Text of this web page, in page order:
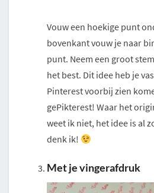
Vouw een hoekige punt
bovenkant vouw je naar
punt. Neem een groot
het best. Dit idee heb je
Pinterest voorbij zien
gePikterest! Waar het
weet ik niet, het idee is al
denk ik!
Met je vingerafdruk